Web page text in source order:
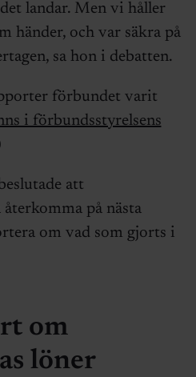
landar. Men vi håller
händer, och var säkra på
sa hon i debatten.
förbundet varit
i förbundsstyrelsens
att
på nästa
om vad som gjorts i
om
löner